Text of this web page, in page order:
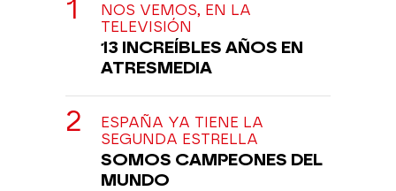
NOS VEMOS, EN LA
TELEVISIÓN
13 INCREÍBLES AÑOS EN
ATRESMEDIA
ESPAÑA YA TIENE LA
SEGUNDA ESTRELLA
SOMOS CAMPEONES DEL
MUNDO